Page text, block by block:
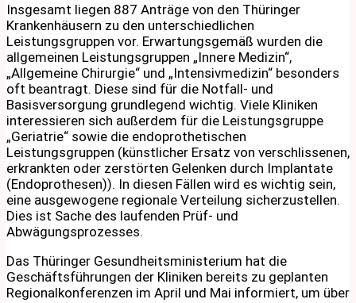
Insgesamt liegen 887 Anträge von den Thüringer
Krankenhäusern zu den unterschiedlichen
Leistungsgruppen vor. Erwartungsgemäß wurden die
allgemeinen Leistungsgruppen „Innere Medizin“,
„Allgemeine Chirurgie“ und „Intensivmedizin“ besonders
oft beantragt. Diese sind für die Notfall- und
Basisversorgung grundlegend wichtig. Viele Kliniken
interessieren sich außerdem für die Leistungsgruppe
„Geriatrie“ sowie die endoprothetischen
Leistungsgruppen (künstlicher Ersatz von verschlissenen,
erkrankten oder zerstörten Gelenken durch Implantate
(Endoprothesen)). In diesen Fällen wird es wichtig sein,
eine ausgewogene regionale Verteilung sicherzustellen.
Dies ist Sache des laufenden Prüf- und
Abwägungsprozesses.
Das Thüringer Gesundheitsministerium hat die
Geschäftsführungen der Kliniken bereits zu geplanten
Regionalkonferenzen im April und Mai informiert, um über